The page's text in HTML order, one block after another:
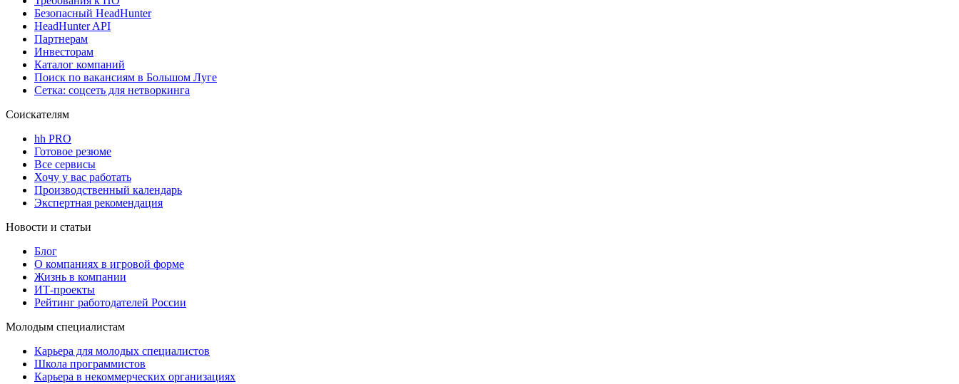
Безопасный HeadHunter
HeadHunter API
Партнерам
Инвесторам
Каталог компаний
Поиск по вакансиям в Большом Луге
Сетка: соцсеть для нетворкинга
Соискателям
hh PRO
Готовое резюме
Все сервисы
Хочу у вас работать
Производственный календарь
Экспертная рекомендация
Новости и статьи
Блог
О компаниях в игровой форме
Жизнь в компании
ИТ-проекты
Рейтинг работодателей России
Молодым специалистам
Карьера для молодых специалистов
Школа программистов
Карьера в некоммерческих организациях